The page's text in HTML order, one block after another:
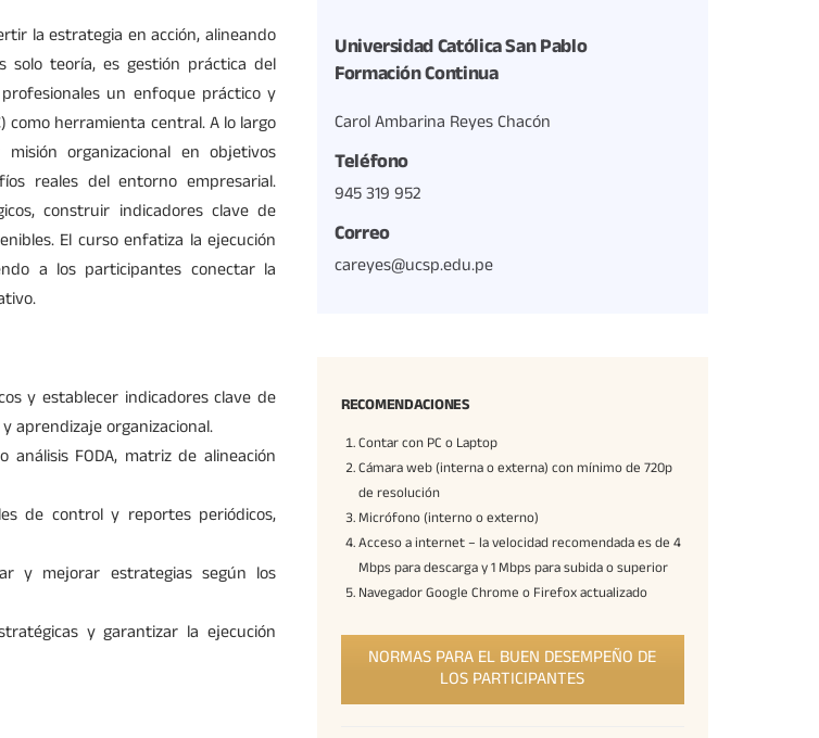
la estrategia en acción, alineando
solo teoría, es gestión práctica del
un enfoque práctico y
como herramienta central. A lo largo
organizacional en objetivos
reales del entorno empresarial.
construir indicadores clave de
El curso enfatiza la ejecución
a los participantes conectar la
y establecer indicadores clave de
aprendizaje organizacional.
FODA, matriz de alineación
de control y reportes periódicos,
y mejorar estrategias según los
y garantizar la ejecución
Universidad Católica San Pablo
Formación Continua
Carol Ambarina Reyes Chacón
Teléfono
945 319 952
Correo
careyes@ucsp.edu.pe
RECOMENDACIONES
Contar con PC o Laptop
Cámara web (interna o externa) con mínimo de 720p
de resolución
Micrófono (interno o externo)
Acceso a internet – la velocidad recomendada es de 4
Mbps para descarga y 1 Mbps para subida o superior
Navegador Google Chrome o Firefox actualizado
NORMAS PARA EL BUEN DESEMPEÑO DE
LOS PARTICIPANTES